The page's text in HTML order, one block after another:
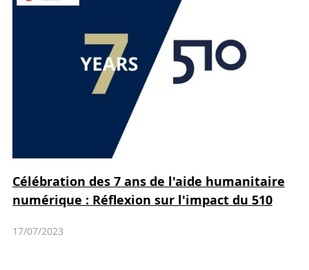
Célébration des 7 ans de l'aide humanitaire
numérique : Réflexion sur l'impact du 510
17/07/2023